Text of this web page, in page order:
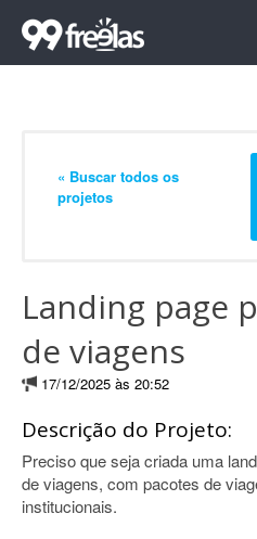
« Buscar todos os
projetos
Landing page
de viagens
17/12/2025 às 20:52
Descrição do Projeto:
Preciso que seja criada uma
de viagens, com pacotes de
institucionais.